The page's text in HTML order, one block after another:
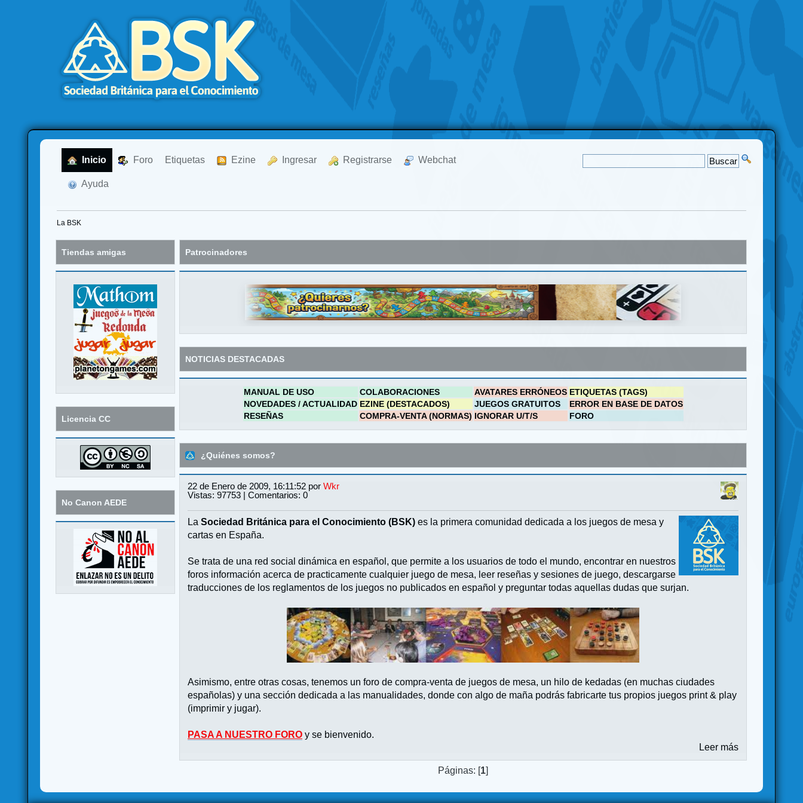
Inicio Foro Etiquetas Ezine Ingresar Registrarse Webchat
Ayuda
La BSK
Tiendas amigas
Licencia CC
No Canon AEDE
Patrocinadores
NOTICIAS DESTACADAS
MANUAL DE USO COLABORACIONES AVATARES ERRÓNEOS ETIQUETAS (TAGS)
NOVEDADES / ACTUALIDAD EZINE (DESTACADOS) JUEGOS GRATUITOS
ERROR EN BASE DE DATOS
RESEÑAS
COMPRA-VENTA (NORMAS) IGNORAR U/T/S FORO
¿Quiénes somos?
22 de Enero de 2009, 16:11:52 por Wkr
Vistas: 97753 | Comentarios: 0
La Sociedad Británica para el Conocimiento (BSK) es la primera comunidad dedicada a los juegos de mesa y
cartas en España.
Se trata de una red social dinámica en español, que permite a los usuarios de todo el mundo, encontrar en nuestros
foros información acerca de practicamente cualquier juego de mesa, leer reseñas y sesiones de juego, descargarse
traducciones de los reglamentos de los juegos no publicados en español y preguntar todas aquellas dudas que surjan.
Asimismo, entre otras cosas, tenemos un foro de compra-venta de juegos de mesa, un hilo de kedadas (en muchas ciudades
españolas) y una sección dedicada a las manualidades, donde con algo de maña podrás fabricarte tus propios juegos print & play
(imprimir y jugar).
PASA A NUESTRO FORO y se bienvenido.
Leer más
Páginas: [1]